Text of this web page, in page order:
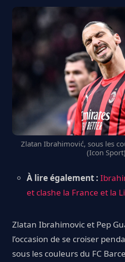
Zlatan Ibrahimović, sous les
(Icon Sport)
À lire également :
et clashe la France et la
Zlatan Ibrahimovic et Pep
l’occasion de se croiser
sous les couleurs du FC